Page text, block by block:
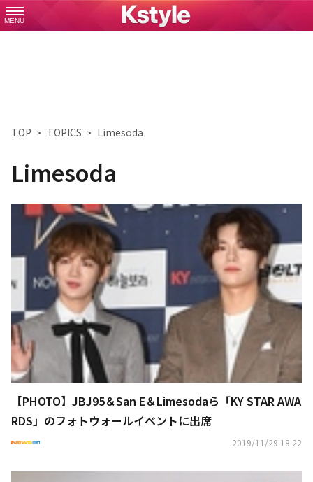
MENU
TOP TOPICS Limesoda
Limesoda
【PHOTO】JBJ95＆San E＆Limesodaら「KY STAR AWA
RDS」のフォトウォールイベントに出席
2019/11/29 18:22